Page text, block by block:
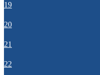
19
20
21
22